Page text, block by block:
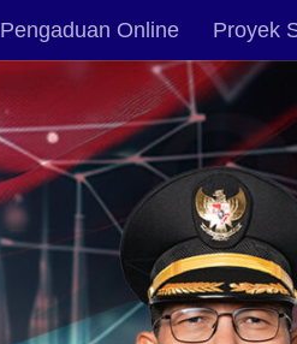
Pengaduan Online Proyek